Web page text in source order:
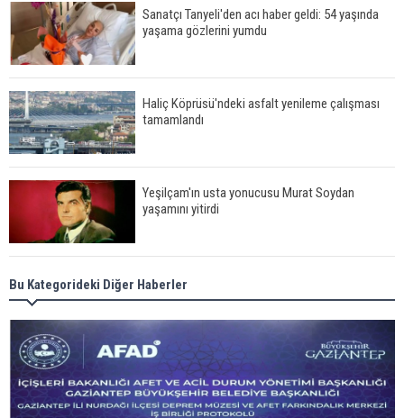
Sanatçı Tanyeli'den acı haber geldi: 54 yaşında
yaşama gözlerini yumdu
Haliç Köprüsü'ndeki asfalt yenileme çalışması
tamamlandı
Yeşilçam'ın usta yonucusu Murat Soydan
yaşamını yitirdi
Meral Akşener ile Müsavat Dervişoğlu cenazede
görüntülendi
29 Mayıs okullar tatil mi?
Bu Kategorideki Diğer Haberler